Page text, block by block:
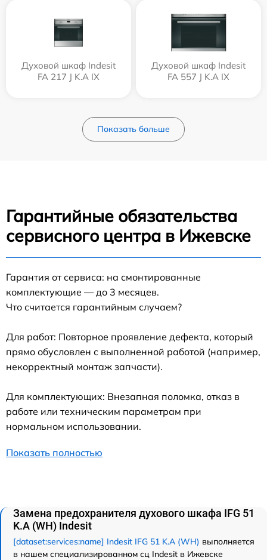
Духовой шкаф Indesit
FA 217 J K.A IX
Духовой шкаф Indesit
FA 557 J K.A IX
Показать больше
Гарантийные обязательства
сервисного центра в Ижевске
Гарантия от сервиса: на смонтированные
комплектующие — до 3 месяцев.
Что считается гарантийным случаем?
Для работ: Повторное проявление дефекта, который
прямо обусловлен с выполненной работой (например,
некорректный монтаж запчасти).
Для комплектующих: Внезапная поломка, отказ в
работе или техническим параметрам при
нормальном использовании.
Показать полностью
Замена предохранителя духового шкафа IFG 51
K.A (WH) Indesit
[dataset:services:name] Indesit IFG 51 K.A (WH) выполняется
в нашем специализированном сц Indesit в Ижевске